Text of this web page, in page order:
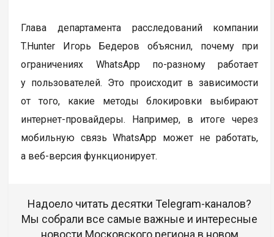
Глава департамента расследований компании
T.Hunter Игорь Бедеров объяснил, почему при
ограничениях WhatsApp по-разному работает
у пользователей. Это происходит в зависимости
от того, какие методы блокировки выбирают
интернет-провайдеры. Например, в итоге через
мобильную связь WhatsApp может не работать,
а веб-версия функционирует.
Надоело читать десятки Telegram-каналов?
Мы собрали все самые важные и интересные
новости Московского региона в новом